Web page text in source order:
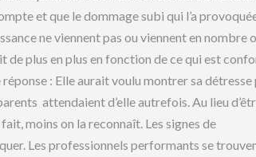
et que le dommage subi qui l’a
ne viennent pas ou viennent en nombre
de plus en plus en fonction de ce qui est
: Elle aurait voulu montrer sa détresse
attendaient d’elle autrefois. Au lieu
moins on la reconnaît. Les signes de
Les professionnels performants se